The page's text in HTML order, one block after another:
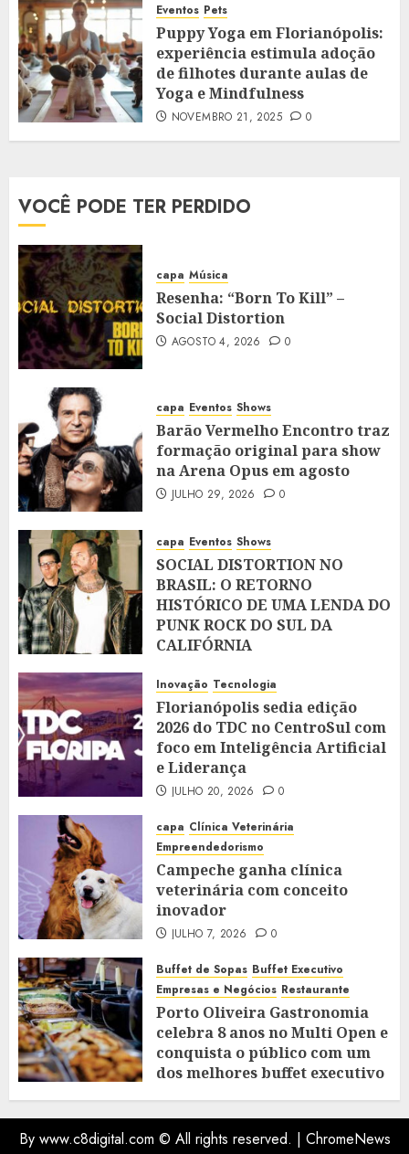
JANEIRO 28, 2026
Eventos Pets
Puppy Yoga em Florianópolis:
experiência estimula adoção
de filhotes durante aulas de
Yoga e Mindfulness
NOVEMBRO 21, 2025 0
VOCÊ PODE TER PERDIDO
capa Música
Resenha: “Born To Kill” –
Social Distortion
AGOSTO 4, 2026 0
capa Eventos Shows
Barão Vermelho Encontro traz
formação original para show
na Arena Opus em agosto
JULHO 29, 2026 0
capa Eventos Shows
SOCIAL DISTORTION NO
BRASIL: O RETORNO
HISTÓRICO DE UMA LENDA DO
PUNK ROCK DO SUL DA
CALIFÓRNIA
Inovação Tecnologia
Florianópolis sedia edição
2026 do TDC no CentroSul com
foco em Inteligência Artificial
e Liderança
JULHO 20, 2026 0
capa Clínica Veterinária
Empreendedorismo
Campeche ganha clínica
veterinária com conceito
inovador
JULHO 7, 2026 0
Buffet de Sopas Buffet Executivo
Empresas e Negócios Restaurante
Porto Oliveira Gastronomia
celebra 8 anos no Multi Open e
conquista o público com um
dos melhores buffet executivo
JULHO 7, 2026 0
By www.c8digital.com © All rights reserved. | ChromeNews